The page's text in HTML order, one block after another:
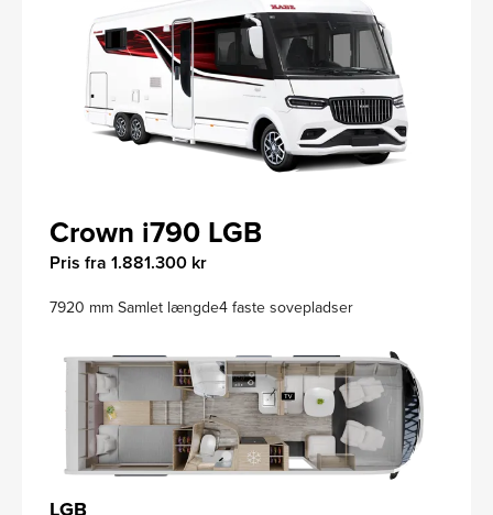
Crown i790 LGB
Pris fra 1.881.300 kr
7920 mm Samlet længde4 faste sovepladser